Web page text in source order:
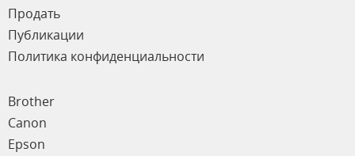
Продать
Публикации
Политика конфиденциальности
Brother
Canon
Epson